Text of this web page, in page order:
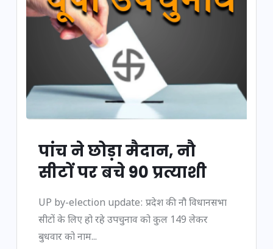
पांच ने छोड़ा मैदान, नौ
सीटों पर बचे 90 प्रत्याशी
UP by-election update: प्रदेश की नौ विधानसभा
सीटों के लिए हो रहे उपचुनाव को कुल 149 लेकर
बुधवार को नाम...